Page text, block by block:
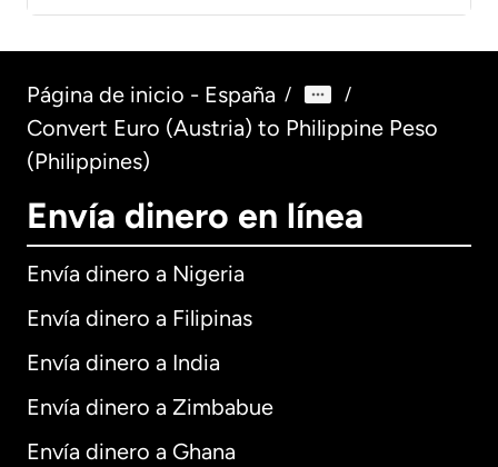
Página de inicio - España / /
Convert Euro (Austria) to Philippine Peso
(Philippines)
Envía dinero en línea
Envía dinero a Nigeria
Envía dinero a Filipinas
Envía dinero a India
Envía dinero a Zimbabue
Envía dinero a Ghana